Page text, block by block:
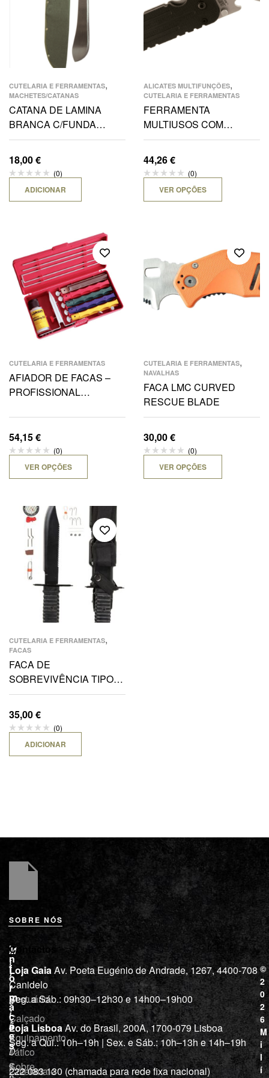
CUTELARIA E FERRAMENTAS,
MACHETES/CATANAS
CATANA DE LAMINA
BRANCA C/FUNDA
VERDE LONA 48CM
18,00€
(0)
ADICIONAR
ALICATES MULTIFUNÇÕES,
CUTELARIA E FERRAMENTAS
FERRAMENTA
MULTIUSOS COM
QUEBRA VIDROS
44,26€
(0)
VER OPÇÕES
CUTELARIA E FERRAMENTAS
AFIADOR DE FACAS –
PROFISSIONAL
54,15€
(0)
VER OPÇÕES
CUTELARIA E FERRAMENTAS,
NAVALHAS
FACA LMC CURVED
RESCUE BLADE
30,00€
(0)
VER OPÇÕES
CUTELARIA E FERRAMENTAS,
FACAS
FACA DE
SOBREVIVÊNCIA TIPO
“FORÇAS ESPECIAIS”
C/FUNDA
35,00€
(0)
ADICIONAR
SOBRE NÓS
M
i
l
í
c
i
a
“
D
e
L
o
j
a
Vestuário
Calçado
Equipamento
Tático
Cutelaria e
I
n
f
o
r
m
a
ç
õ
e
s
Sobre
Contactos
Loja GaiaAv. Poeta Eugénio de Andrade, 1267, 4400-708
Canidelo
Seg. a Sáb.: 09h30–12h30 e 14h00–19h00
Loja LisboaAv. do Brasil, 200A, 1700-079 Lisboa
Seg. a Qui.: 10h–19h | Sex. e Sáb.: 10h–13h e 14h–19h
222 083 130 (chamada para rede fixa nacional)
©
2
0
2
6
M
i
l
í